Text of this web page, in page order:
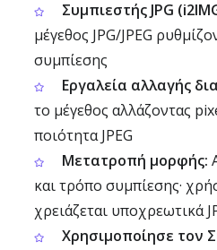
Συμπιεστής JPG
μέγεθος JPG/JPEG
συμπίεσης
Εργαλεία αλλαγής
το μέγεθος αλλάζοντας
ποιότητα JPEG
Μετατροπή μορφής:
και τρόπο συμπίεσης·
χρειάζεται υποχρεωτικά
Χρησιμοποίησε τον